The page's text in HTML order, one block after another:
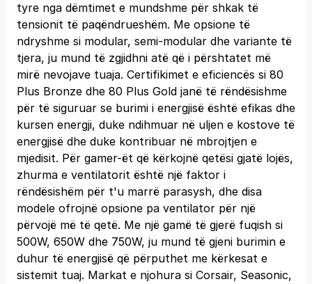
tyre nga dëmtimet e mundshme për shkak të
tensionit të paqëndrueshëm. Me opsione të
ndryshme si modular, semi-modular dhe variante të
tjera, ju mund të zgjidhni atë që i përshtatet më
mirë nevojave tuaja. Certifikimet e eficiencës si 80
Plus Bronze dhe 80 Plus Gold janë të rëndësishme
për të siguruar se burimi i energjisë është efikas dhe
kursen energji, duke ndihmuar në uljen e kostove të
energjisë dhe duke kontribuar në mbrojtjen e
mjedisit. Për gamer-ët që kërkojnë qetësi gjatë lojës,
zhurma e ventilatorit është një faktor i
rëndësishëm për t'u marrë parasysh, dhe disa
modele ofrojnë opsione pa ventilator për një
përvojë më të qetë. Me një gamë të gjerë fuqish si
500W, 650W dhe 750W, ju mund të gjeni burimin e
duhur të energjisë që përputhet me kërkesat e
sistemit tuaj. Markat e njohura si Corsair, Seasonic,